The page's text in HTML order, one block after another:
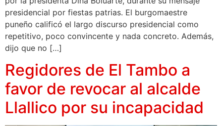
presidencial por fiestas patrias. El burgomaestre
puneño calificó el largo discurso presidencial como
repetitivo, poco convincente y nada concreto. Además,
dijo que no […]
Regidores de El Tambo a
favor de revocar al alcalde
Llallico por su incapacidad